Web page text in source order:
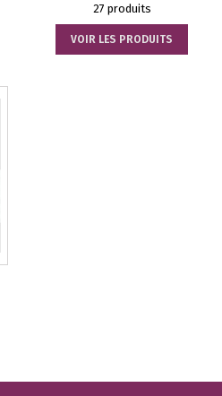
27 produits
VOIR LES PRODUITS